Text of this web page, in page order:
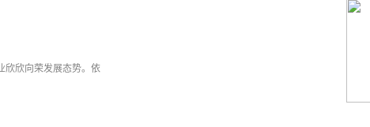
欣欣向荣发展态势。依